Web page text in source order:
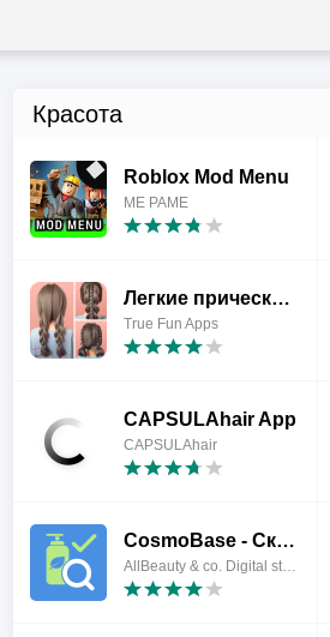
Красота
Roblox Mod Menu
ME PAME
Легкие прически пошагово
True Fun Apps
CAPSULAhair App
CAPSULAhair
CosmoBase - Сканер косметики
AllBeauty & co. Digital studio